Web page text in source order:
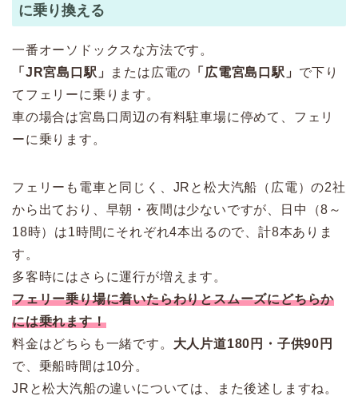
に乗り換える
一番オーソドックスな方法です。
「JR宮島口駅」
または広電の 「広電宮島口駅」 で下り
てフェリーに乗ります。
車の場合は宮島口周辺の有料駐車場に停めて、フェリ
ーに乗ります。
フェリーも電車と同じく、JRと松大汽船（広電）の2社
から出ており、早朝・夜間は少ないですが、日中（8～
18時）は1時間にそれぞれ4本出るので、計8本ありま
す。
多客時にはさらに運行が増えます。
フェリー乗り場に着いたらわりとスムーズにどちらか
には乗れます！
料金はどちらも一緒です。 大人片道180円・子供90円
で、乗船時間は10分。
JRと松大汽船の違いについては、また後述しますね。